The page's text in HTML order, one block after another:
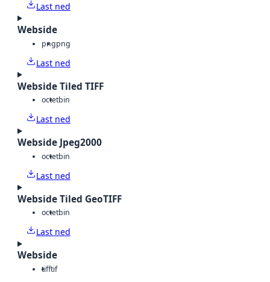
Last ned
Webside
pngpng
Last ned
Webside Tiled TIFF
octetbin
Last ned
Webside Jpeg2000
octetbin
Last ned
Webside Tiled GeoTIFF
octetbin
Last ned
Webside
tifftif